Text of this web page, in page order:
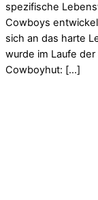
spezifische
Cowboys
sich an das harte
wurde im Laufe
Cowboyhut: […]